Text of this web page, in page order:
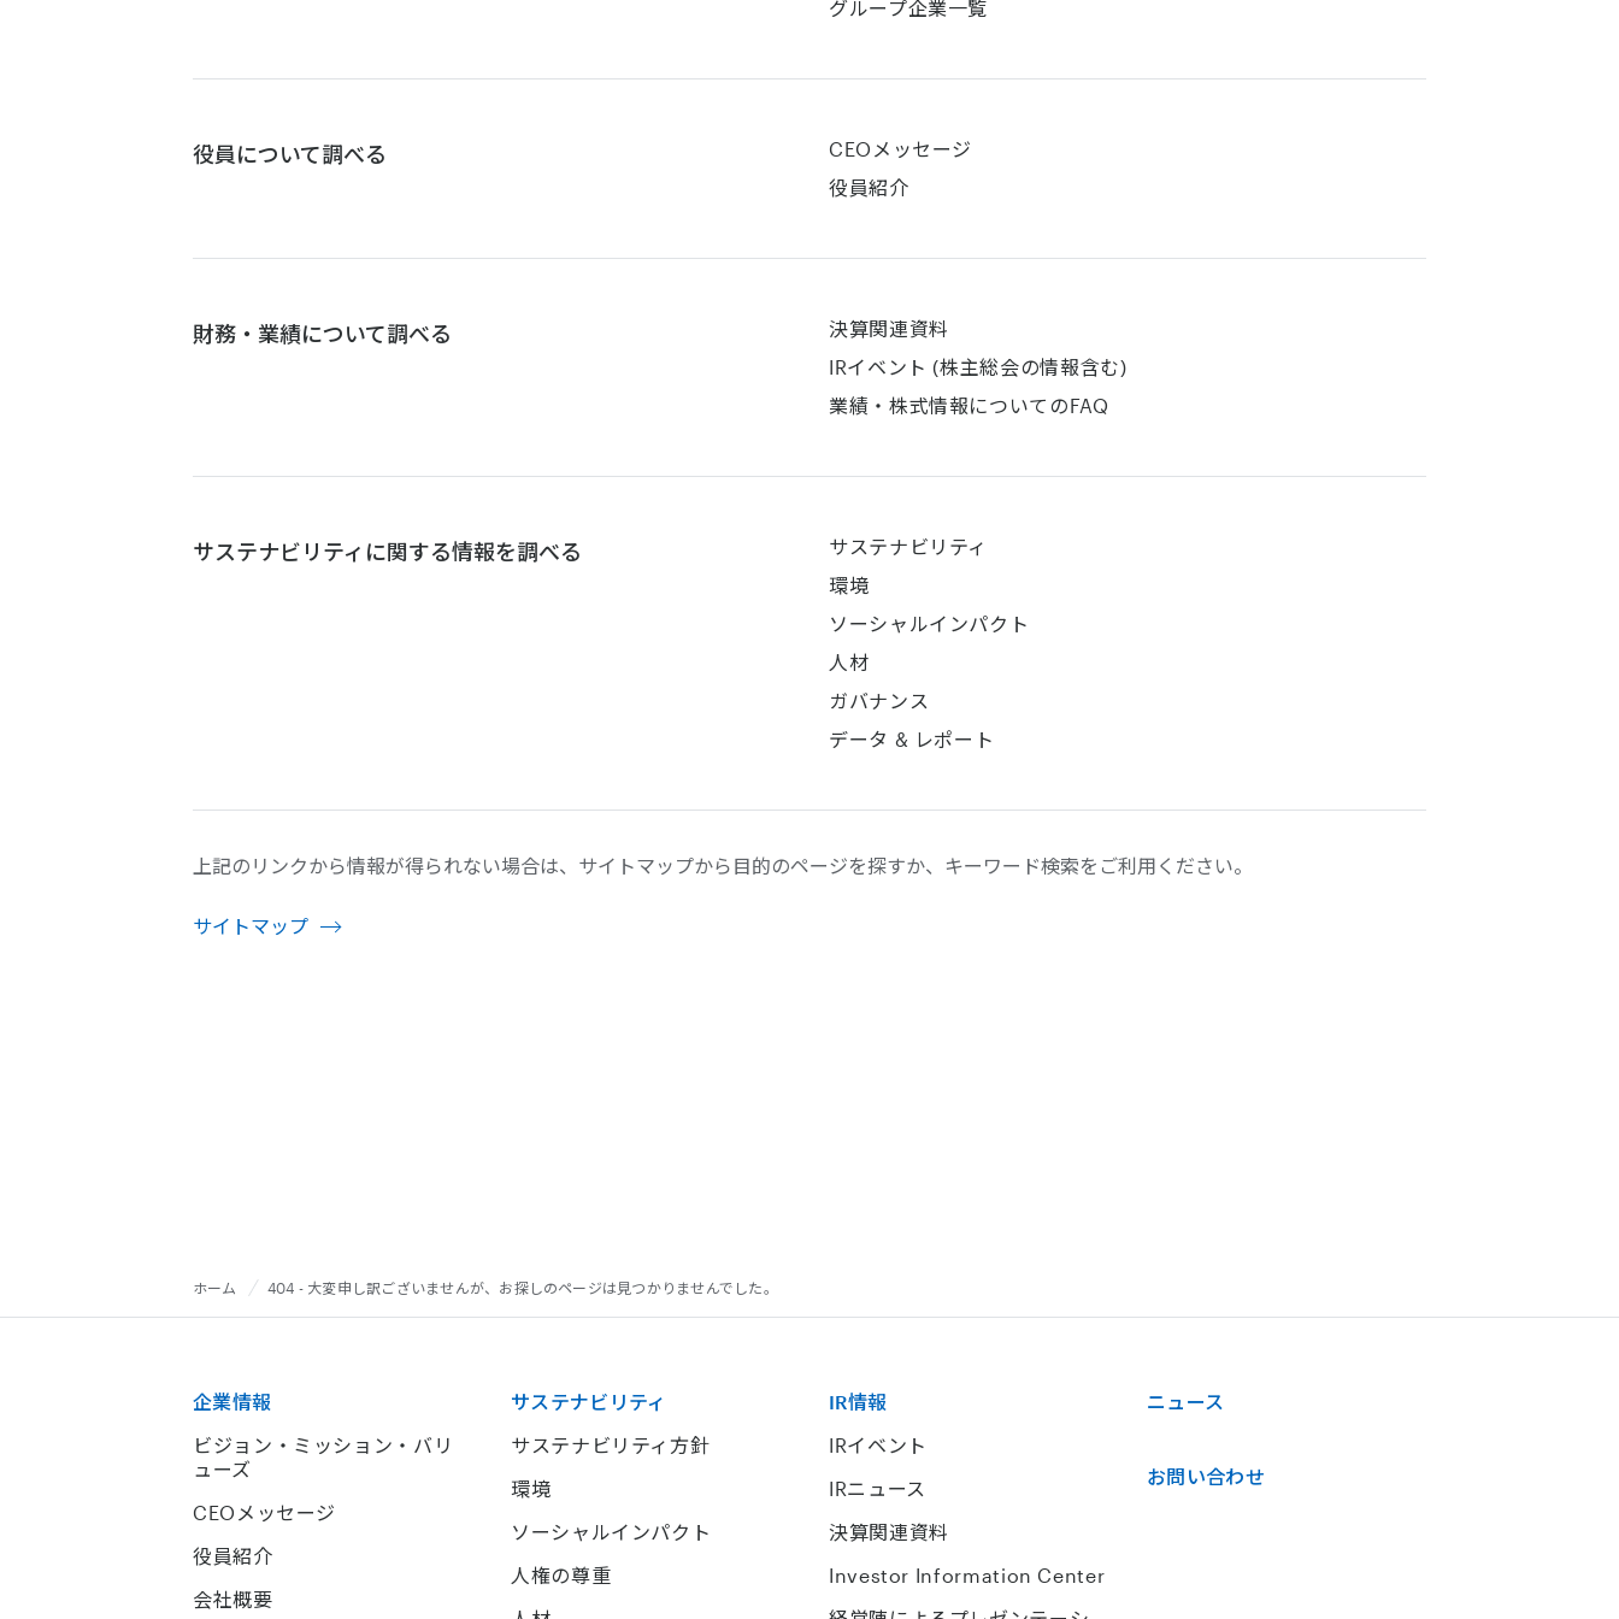
グループ企業一覧
役員について調べる
CEOメッセージ
役員紹介
財務・業績について調べる
決算関連資料
IRイベント (株主総会の情報含む)
業績・株式情報についてのFAQ
サステナビリティに関する情報を調べる
サステナビリティ
環境
ソーシャルインパクト
人材
ガバナンス
データ & レポート
上記のリンクから情報が得られない場合は、サイトマップから目的のページを探すか、キーワード検索をご利用ください。
サイトマップ
ホーム 404 - 大変申し訳ございませんが、お探しのページは見つかりませんでした。
企業情報
ビジョン・ミッション・バリ
ューズ
CEOメッセージ
役員紹介
会社概要
サステナビリティ
サステナビリティ方針
環境
ソーシャルインパクト
人権の尊重
IR情報
IRイベント
IRニュース
決算関連資料
Investor Information Center
ニュース
お問い合わせ